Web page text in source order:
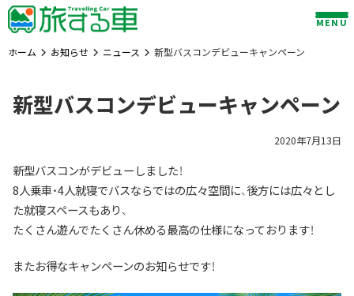
Skip
to
content
MENU
ホーム お知らせ ニュース 新型バスコンデビューキャンペーン
新型バスコンデビューキャンペーン
2020年7月13日
新型バスコンがデビューしました！
8人乗車・4人就寝でバスならではの広々空間に、後方には広々とし
た就寝スペースもあり、
たくさん遊んでたくさん休める最高の仕様になっております！
またお得なキャンペーンのお知らせです！